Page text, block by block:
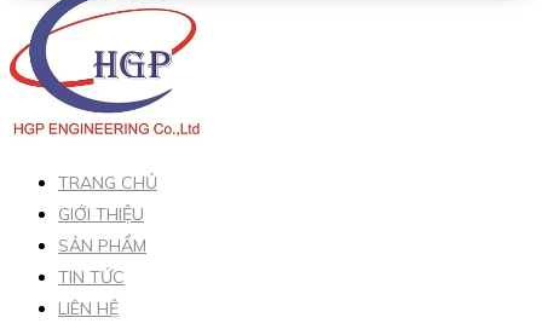
TRANG CHỦ
GIỚI THIỆU
SẢN PHẨM
TIN TỨC
LIÊN HỆ